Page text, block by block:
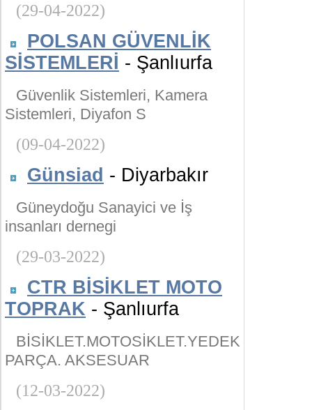
(29-04-2022)
POLSAN GÜVENLİK
SİSTEMLERİ - Şanlıurfa
Güvenlik Sistemleri, Kamera
Sistemleri, Diyafon S
(09-04-2022)
Günsiad - Diyarbakır
Güneydoğu Sanayici ve İş
insanları dernegi
(29-03-2022)
CTR BİSİKLET MOTO
TOPRAK - Şanlıurfa
BİSİKLET.MOTOSİKLET.YEDEK
PARÇA. AKSESUAR
(12-03-2022)